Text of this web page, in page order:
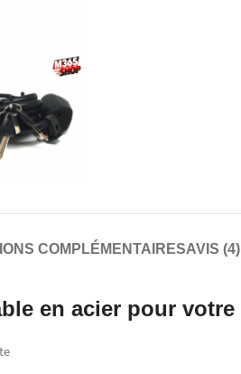
COMPLÉMENTAIRESAVIS (4)
en acier pour